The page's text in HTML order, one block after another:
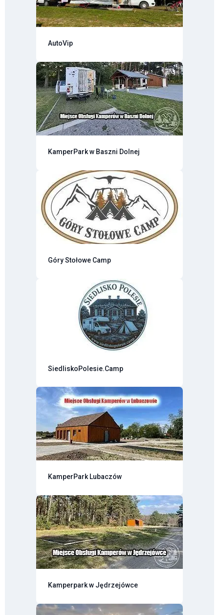
AutoVip
KamperPark w Baszni Dolnej
Góry Stołowe Camp
SiedliskoPolesie.Camp
KamperPark Lubaczów
Kamperpark w Jędrzejówce